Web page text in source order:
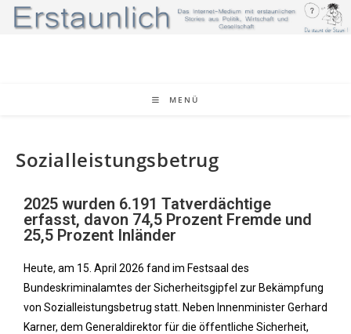
MENÜ
Sozialleistungsbetrug
2025 wurden 6.191 Tatverdächtige
erfasst, davon 74,5 Prozent Fremde und
25,5 Prozent Inländer
Heute, am 15. April 2026 fand im Festsaal des
Bundeskriminalamtes der Sicherheitsgipfel zur Bekämpfung
von Sozialleistungsbetrug statt. Neben Innenminister Gerhard
Karner, dem Generaldirektor für die öffentliche Sicherheit,